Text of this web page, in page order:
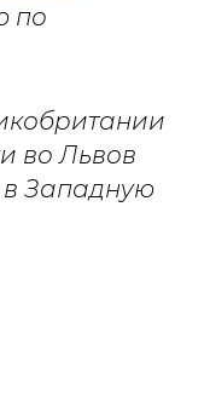
по
во Львов
в Западную